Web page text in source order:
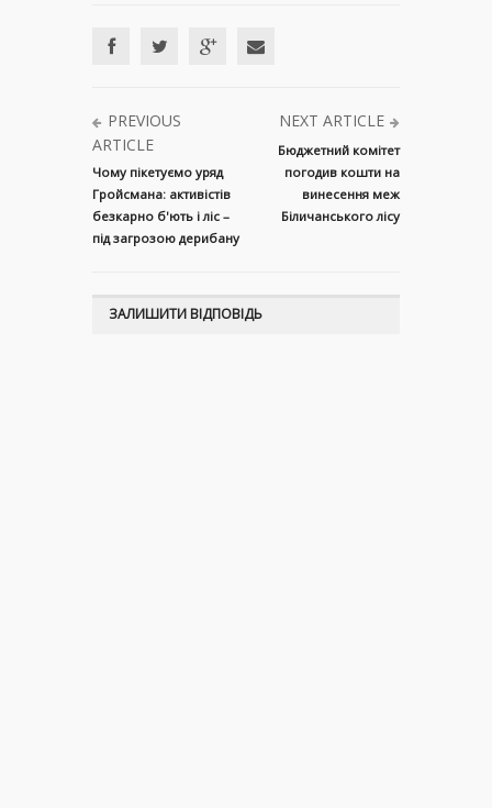
PREVIOUS
ARTICLE
Чому пікетуємо уряд
Гройсмана: активістів
безкарно б'ють і ліс –
під загрозою дерибану
NEXT ARTICLE
Бюджетний комітет
погодив кошти на
винесення меж
Біличанського лісу
ЗАЛИШИТИ ВІДПОВІДЬ